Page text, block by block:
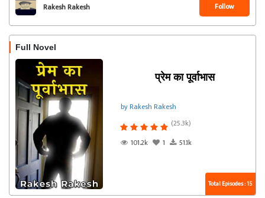
Rakesh Rakesh Follow
Full Novel
प्रेम का पूर्वाभास
by Rakesh Rakesh
(25.3k)
101.2k
1 51.1k
Total Episodes : 15